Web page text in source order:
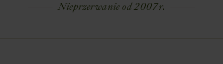
Nieprzerwanie od 2007 r.